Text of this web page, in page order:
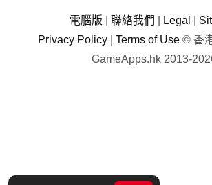
電腦版 聯絡我們 Legal
Privacy Policy
Terms of Use © 香
GameApps.hk 2013-